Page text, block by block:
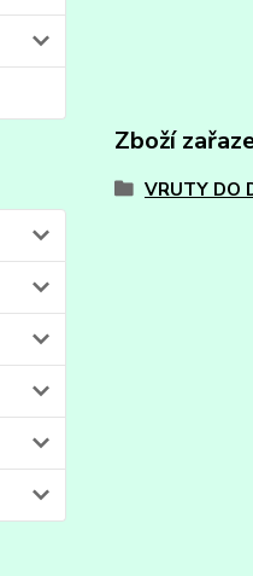
Zboží
VRUTY DO